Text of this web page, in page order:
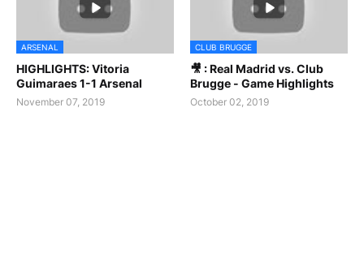
ARSENAL
HIGHLIGHTS: Vitoria
Guimaraes 1-1 Arsenal
November 07, 2019
CLUB BRUGGE
🎥 : Real Madrid vs. Club
Brugge - Game Highlights
October 02, 2019